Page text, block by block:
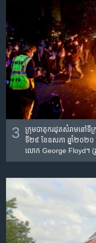
3 ក្រុម​បាតុករ​ដុត​សំរាម​នៅទី
ទី២៩ ខែ​ឧសភា ឆ្នាំ២០២០
លោកGeorge Floyd។ (